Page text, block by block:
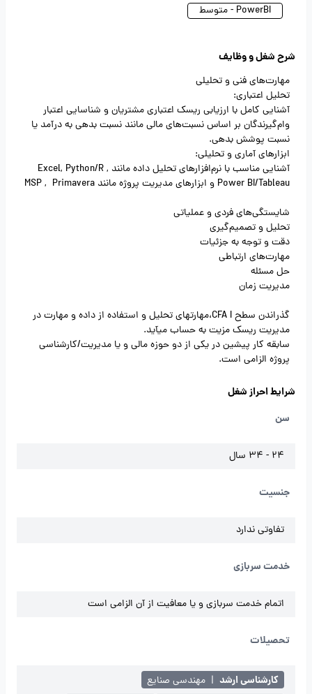
PowerBI - متوسط
شرح شغل و وظایف
مهارت‌های فنی و تحلیلی
تحلیل اعتباری:
آشنایی کامل با ارزیابی ریسک اعتباری مشتریان و شناسایی اعتبار
وام‌گیرندگان بر اساس نسبت‌های مالی مانند نسبت بدهی به درآمد یا
نسبت پوشش بدهی.
ابزارهای آماری و تحلیلی:
آشنایی مناسب با نرم‌افزارهای تحلیل داده مانند Excel, Python/R ,
Power BI/Tableau و ابزارهای مدیریت پروژه مانند MSP , Primavera
شایستگی‌های فردی و عملیاتی
تحلیل و تصمیم‌گیری
دقت و توجه به جزئیات
مهارت‌های ارتباطی
حل مسئله
مدیریت زمان
گذراندن سطح CFA I،مهارت­های تحلیل و استفاده از داده و مهارت در
مدیریت ریسک مزیت به حساب می­آید.
سابقه کار پیشین در یکی از دو حوزه مالی و یا مدیریت/کارشناسی
پروژه الزامی است.
شرایط احراز شغل
سن
24 - 34 سال
جنسیت
تفاوتی ندارد
خدمت سربازی
اتمام خدمت سربازی و یا معافیت از آن الزامی است
تحصیلات
کارشناسی ارشد | مهندسی صنایع